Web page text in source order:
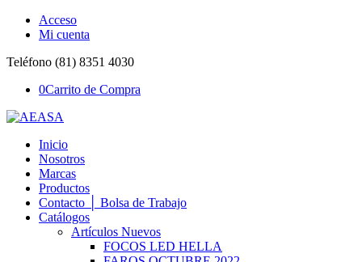
Acceso
Mi cuenta
Teléfono (81) 8351 4030
0Carrito de Compra
Inicio
Nosotros
Marcas
Productos
Contacto │ Bolsa de Trabajo
Catálogos
Artículos Nuevos
FOCOS LED HELLA